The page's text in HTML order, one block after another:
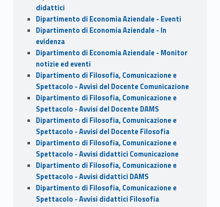
didattici
Dipartimento di Economia Aziendale - Eventi
Dipartimento di Economia Aziendale - In
evidenza
Dipartimento di Economia Aziendale - Monitor
notizie ed eventi
Dipartimento di Filosofia, Comunicazione e
Spettacolo - Avvisi del Docente Comunicazione
Dipartimento di Filosofia, Comunicazione e
Spettacolo - Avvisi del Docente DAMS
Dipartimento di Filosofia, Comunicazione e
Spettacolo - Avvisi del Docente Filosofia
Dipartimento di Filosofia, Comunicazione e
Spettacolo - Avvisi didattici Comunicazione
Dipartimento di Filosofia, Comunicazione e
Spettacolo - Avvisi didattici DAMS
Dipartimento di Filosofia, Comunicazione e
Spettacolo - Avvisi didattici Filosofia